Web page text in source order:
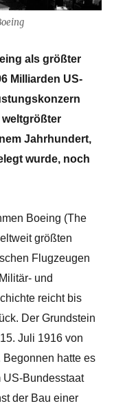
als größter
Milliarden US-
weltgrößter
Jahrhundert,
wurde, noch
Boeing (The
größten
Flugzeugen
und
reicht bis
Der Grundstein
Juli 1916 von
hatte es
US-Bundesstaat
der Bau einer